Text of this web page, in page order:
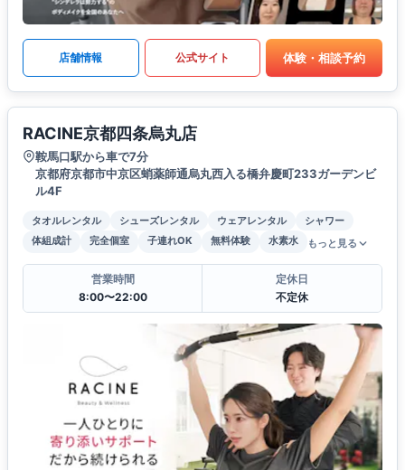
店舗情報 公式サイト 体験・相談予約
RACINE京都四条烏丸店
鞍馬口駅から車で7分
京都府京都市中京区蛸薬師通烏丸西入る橋弁慶町233ガーデンビ
ル4F
タオルレンタル シューズレンタル ウェアレンタル
シャワー
体組成計
完全個室 子連れOK 無料体験 水素水 もっと見る
営業時間
8:00〜22:00
定休日
不定休